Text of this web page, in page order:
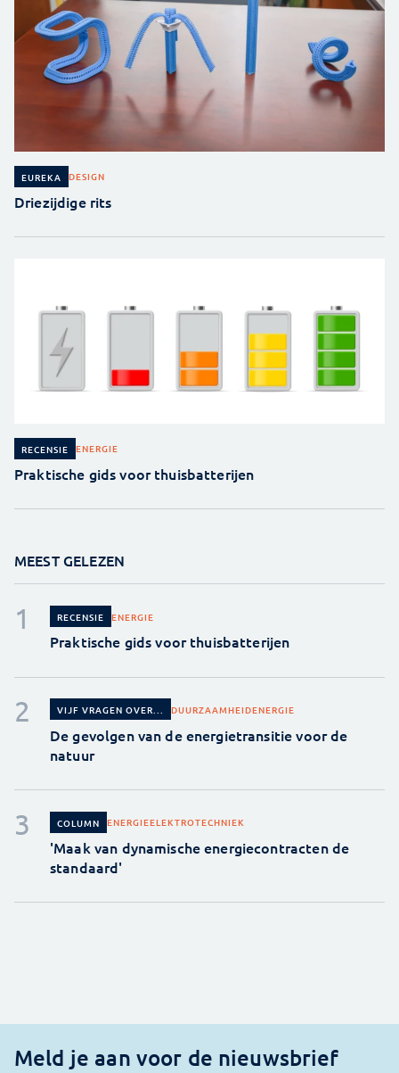
EUREKA DESIGN
Driezijdige rits
RECENSIE ENERGIE
Praktische gids voor thuisbatterijen
MEEST GELEZEN
RECENSIE ENERGIE
Praktische gids voor thuisbatterijen
VIJF VRAGEN OVER... DUURZAAMHEIDENERGIE
De gevolgen van de energietransitie voor de
natuur
COLUMN ENERGIEELEKTROTECHNIEK
'Maak van dynamische energiecontracten de
standaard'
Meld je aan voor de nieuwsbrief